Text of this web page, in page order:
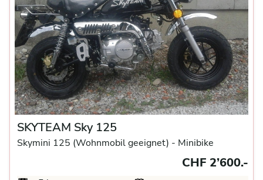
SKYTEAM Sky 125
Skymini 125 (Wohnmobil geeignet) - Minibike
CHF 2’600.-